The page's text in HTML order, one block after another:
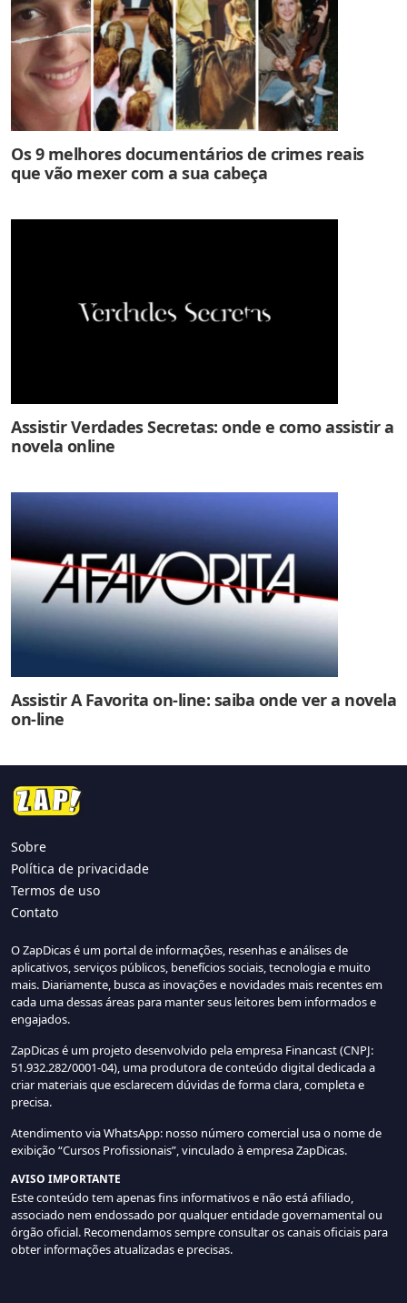
Os 9 melhores documentários de crimes reais
que vão mexer com a sua cabeça
Assistir Verdades Secretas: onde e como assistir a
novela online
Assistir A Favorita on-line: saiba onde ver a novela
on-line
Sobre
Política de privacidade
Termos de uso
Contato
O ZapDicas é um portal de informações, resenhas e análises de
aplicativos, serviços públicos, benefícios sociais, tecnologia e muito
mais. Diariamente, busca as inovações e novidades mais recentes em
cada uma dessas áreas para manter seus leitores bem informados e
engajados.
ZapDicas é um projeto desenvolvido pela empresa Financast (CNPJ:
51.932.282/0001-04), uma produtora de conteúdo digital dedicada a
criar materiais que esclarecem dúvidas de forma clara, completa e
precisa.
Atendimento via WhatsApp: nosso número comercial usa o nome de
exibição “Cursos Profissionais”, vinculado à empresa ZapDicas.
AVISO IMPORTANTE
Este conteúdo tem apenas fins informativos e não está afiliado,
associado nem endossado por qualquer entidade governamental ou
órgão oficial. Recomendamos sempre consultar os canais oficiais para
obter informações atualizadas e precisas.